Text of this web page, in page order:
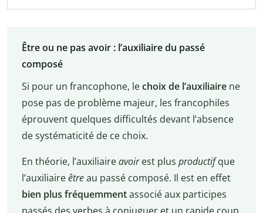
Être ou ne pas avoir : l’auxiliaire du passé
composé
Si pour un francophone, lechoix de l’auxiliairene
pose pas de problème majeur, les francophiles
éprouvent quelques difficultés devant l’absence
de systématicité de ce choix.
En théorie, l’auxiliaireavoirest plus productifque
l’auxiliaireêtreau passé composé. Il est en effet
bien plus fréquemmentassocié aux participes